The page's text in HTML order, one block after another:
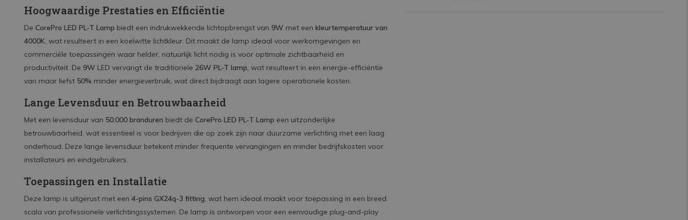
Hoogwaardige Prestaties en Efficiëntie
De CorePro LED PL-T Lamp biedt een indrukwekkende lichtopbrengst van 9W met een kleurtemperatuur van
4000K, wat resulteert in een koelwitte lichtkleur. Dit maakt de lamp ideaal voor werkomgevingen en
commerciële toepassingen waar helder, natuurlijk licht nodig is voor optimale zichtbaarheid en
productiviteit. De 9W LED vervangt de traditionele 26W PL-T lamp, wat resulteert in een energie-efficiëntie
van maar liefst 50% minder energieverbruik, wat direct bijdraagt aan lagere operationele kosten.
Lange Levensduur en Betrouwbaarheid
Met een levensduur van 50.000 branduren biedt de CorePro LED PL-T Lamp een uitzonderlijke
betrouwbaarheid, wat essentieel is voor bedrijven die op zoek zijn naar duurzame verlichting met een laag
onderhoud. Deze lange levensduur betekent minder frequente vervangingen en minder bedrijfskosten voor
installateurs en eindgebruikers.
Toepassingen en Installatie
Deze lamp is uitgerust met een 4-pins GX24q-3 fitting, wat hem ideaal maakt voor toepassing in een breed
scala van professionele verlichtingssystemen. De lamp is ontworpen voor een eenvoudige plug-and-play